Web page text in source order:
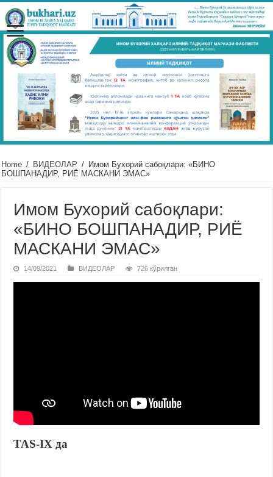
Home / ВИДЕОЛАР / Имом Бухорий сабоқлари: «БИНО
БОШПАНАДИР, РИЁ МАСКАНИ ЭМАС»
Имом Бухорий сабоқлари:
«БИНО БОШПАНАДИР, РИЁ
МАСКАНИ ЭМАС»
14/09/2021 ВИДЕОЛАР 726 кўрилган
TAS-IX да